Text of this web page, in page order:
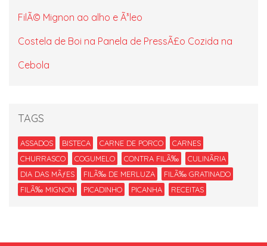
FilÃ© Mignon ao alho e Ã³leo
Costela de Boi na Panela de PressÃ£o Cozida na
Cebola
TAGS
ASSADOS BISTECA CARNE DE PORCO
CARNES
CHURRASCO
COGUMELO CONTRA FILÃ‰
CULINÃRIA
DIA DAS MÃƒES
FILÃ‰ DE MERLUZA
FILÃ‰ GRATINADO
FILÃ‰ MIGNON
PICADINHO PICANHA RECEITAS